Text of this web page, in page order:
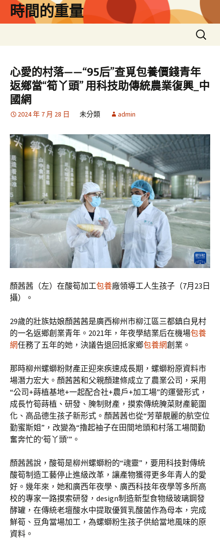
時間的重量
搜
尋
鍵
字:
心愛的村落——“95后”查覓包養價錢青年
返鄉當“筍丫頭” 用科技助傳統農業復興_中
國網
2024 年 7 月 28 日 未分類 admin
顏茜茜（左）在酸筍加工包養廠領導工人生孩子（7月23日
攝）。
29歲的壯族姑娘顏茜茜是廣西柳州市柳江區三都鎮白見村
的一名返鄉創業青年。2021年，年夜學結業后在機場包養
網任務了五年的她，決議告退回抵家鄉包養網創業。
那時柳州螺螄粉財產正迎來疾速成長期，螺螄粉原資料市
場潛力宏大。顏茜茜和父親顏建條成立了農業公司，采用
“公司+蒔植基地+一起配合社+農戶+加工場”的運營形式，
成長竹筍蒔植、研發、腌制財產，摸索傳統腌菜財產範圍
化、高品德生孩子新形式。顏茜茜也從“芳華靚麗的航空位
勤蜜斯姐”，改變為“擼起袖子在田間地頭和村落工場間勤
奮奔忙的‘筍丫頭’”。
顏茜茜說，酸筍是柳州螺螄粉的“魂靈”，要用科技對傳統
酸筍制造工藝停止進級改革，讓產物獲得更多年青人的愛
好。幾年來，她和廣西年夜學、廣西科技年夜學等多所高
校的專家一路摸索研發，design制造新型食物級玻璃鋼發
酵罐，在傳統老壇酸水中提取優質乳酸菌作為母本，完成
鮮筍、豆角當場加工，為螺螄粉生孩子供給當地風味的原
資料。